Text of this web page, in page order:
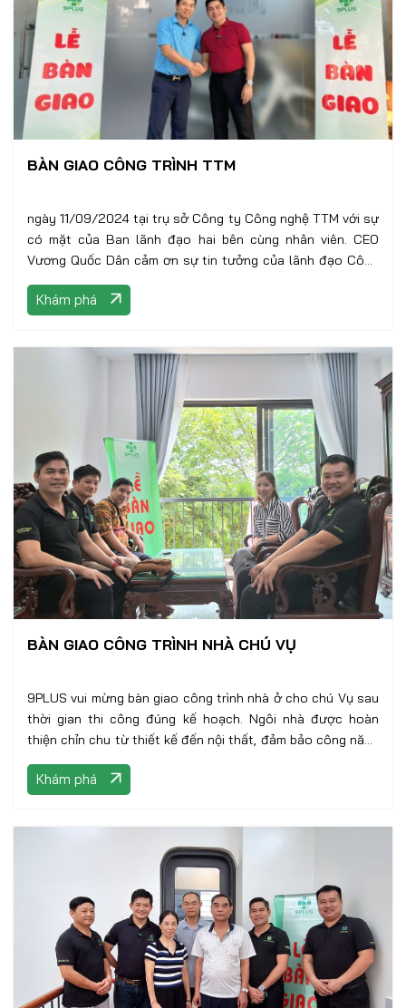
BÀN GIAO CÔNG TRÌNH TTM
ngày 11/09/2024 tại trụ sở Công ty Công nghệ TTM với sự
có mặt của Ban lãnh đạo hai bên cùng nhân viên. CEO
Vương Quốc Dân cảm ơn sự tin tưởng của lãnh đạo Công
Khám phá
BÀN GIAO CÔNG TRÌNH NHÀ CHÚ VỤ
9PLUS vui mừng bàn giao công trình nhà ở cho chú Vụ sau
thời gian thi công đúng kế hoạch. Ngôi nhà được hoàn
thiện chỉn chu từ thiết kế đến nội thất, đảm bảo công năng
Khám phá